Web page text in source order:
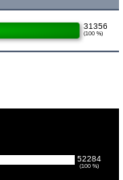
31356
(100 %)
52284
(100 %)